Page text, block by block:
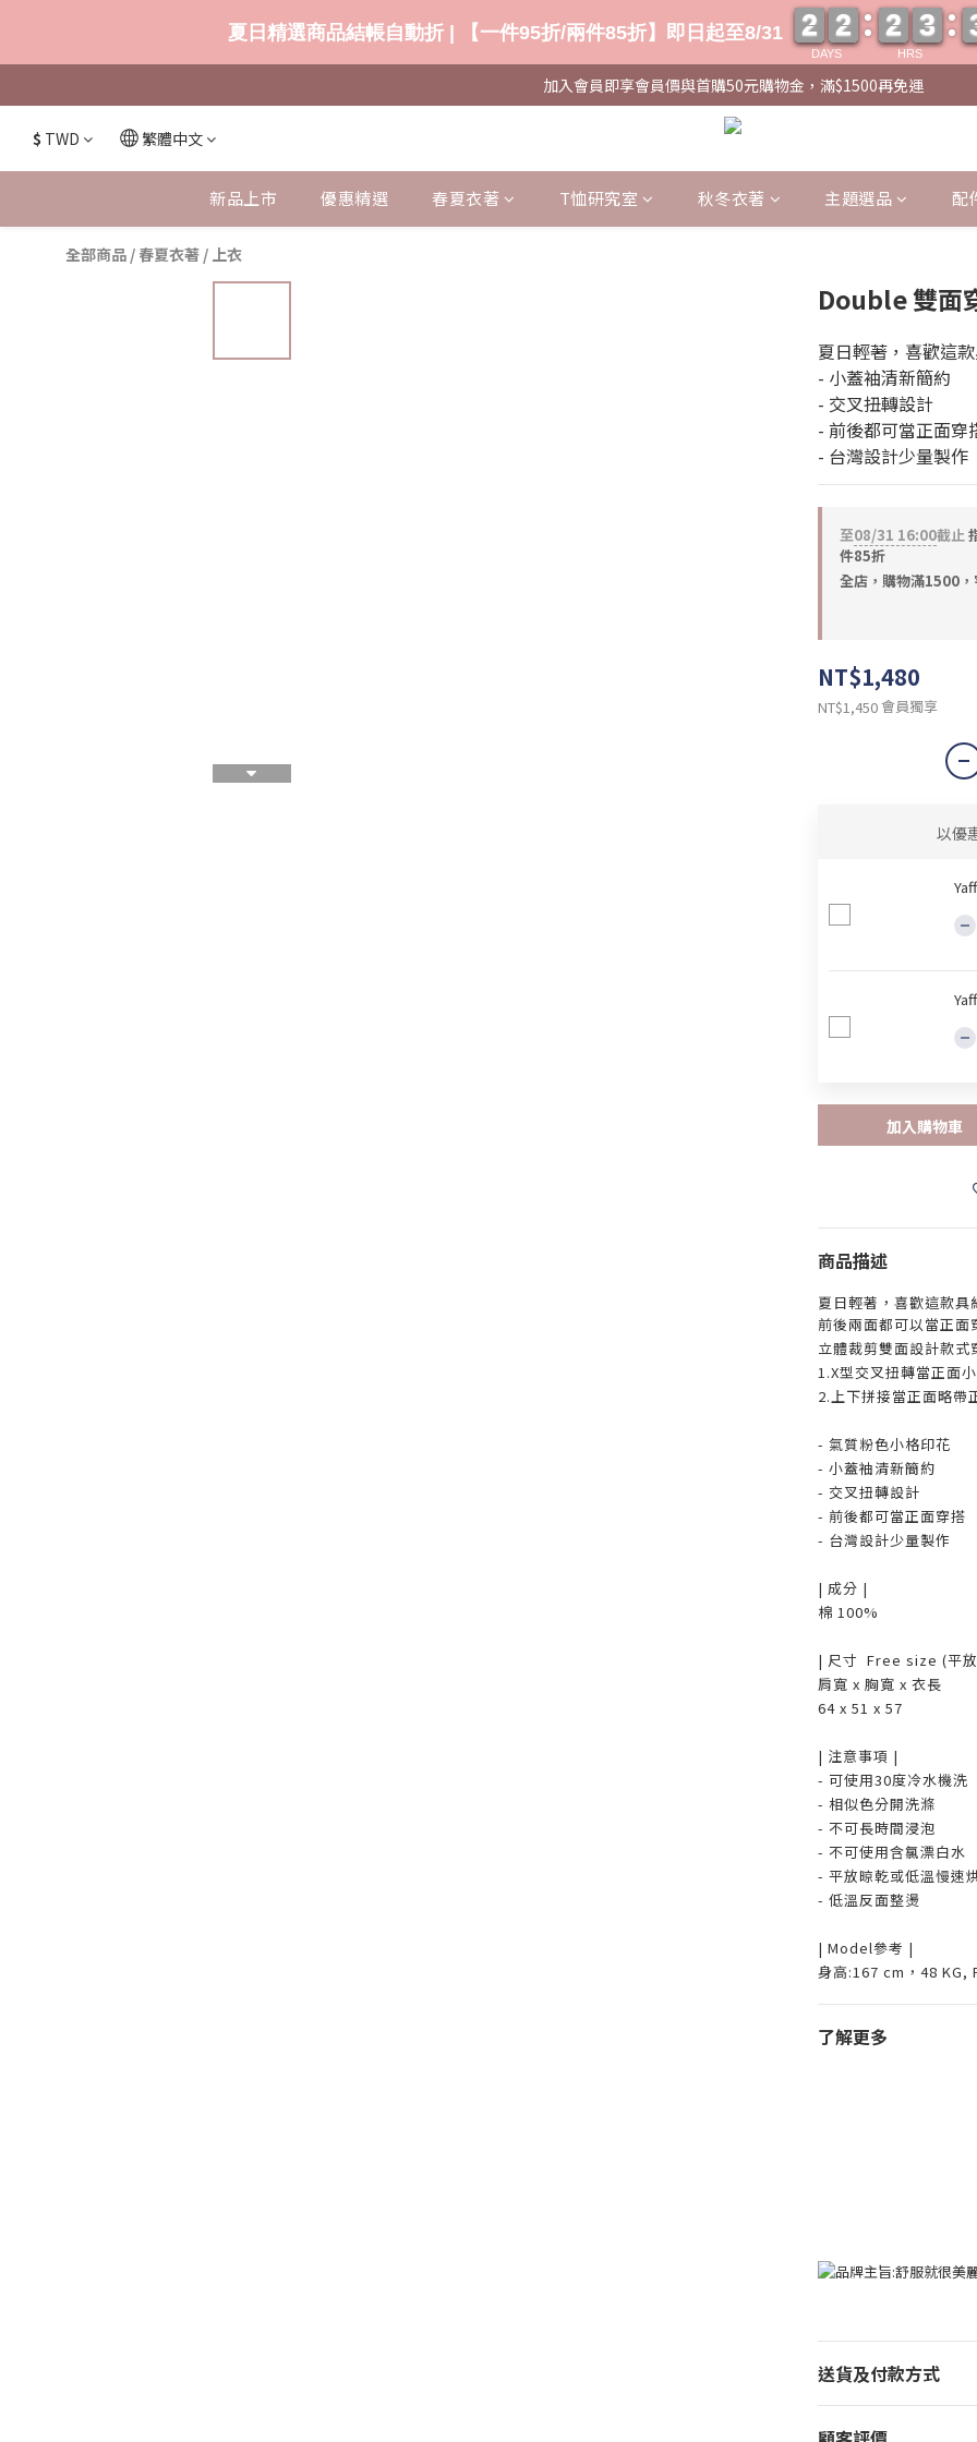
加入會員即享會員價與首購50元購物金，滿$1500再免運
$ TWD 繁體中文
新品上市 優惠精選 春夏衣著 T恤研究室 秋冬衣著 主題選品 配
全部商品 / 春夏衣著 / 上衣
Double 雙面
夏日輕著，喜歡這
- 小蓋袖清新簡約
- 交叉扭轉設計
- 前後都可當正面穿
- 台灣設計少量製作
至08/31 16:00截止
件85折
全店，購物滿1500，
NT$1,480
NT$1,450會員獨享
以優
加入購物車
商品描述
夏日輕著，喜歡這款具
前後兩面都可以當正面
立體裁剪雙面設計款式
1.X型交叉扭轉當正面
2.上下拼接當正面略帶
- 氣質粉色小格印花
- 小蓋袖清新簡約
- 交叉扭轉設計
- 前後都可當正面穿搭
- 台灣設計少量製作
| 成分 |
棉 100%
| 尺寸 Free size (平
肩寬 x 胸寬 x 衣長
64 x 51 x 57
| 注意事項 |
- 可使用30度冷水機洗
- 相似色分開洗滌
- 不可長時間浸泡
- 不可使用含氯漂白水
- 平放晾乾或低溫慢速
- 低溫反面整燙
| Model參考 |
身高:167 cm，48 KG,
了解更多
送貨及付款方式
夏日精選商品結帳自動折 | 【一件95折/兩件85折】即日起至8/31
DAYS
2
2
2
2 2
2
2
2
HRS
2
2
2
2 3
3
3
3